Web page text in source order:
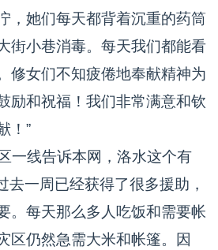
，她们每天都背着沉重的药筒
街小巷消毒。每天我们都能看
修女们不知疲倦地奉献精神为
励和祝福！我们非常满意和钦
！”
一线告诉本网，洛水这个有
去一周已经获得了很多援助，
。每天那么多人吃饭和需要帐
区仍然急需大米和帐篷。因